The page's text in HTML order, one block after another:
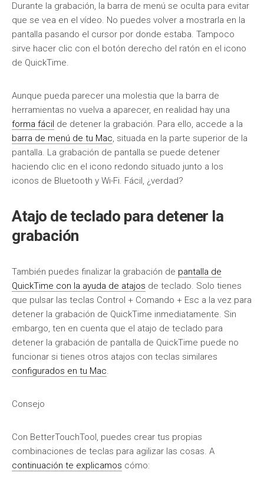
Durante la grabación, la barra de menú se oculta para evitar
que se vea en el vídeo. No puedes volver a mostrarla en la
pantalla pasando el cursor por donde estaba. Tampoco
sirve hacer clic con el botón derecho del ratón en el icono
de QuickTime.
Aunque pueda parecer una molestia que la barra de
herramientas no vuelva a aparecer, en realidad hay una
forma fácil de detener la grabación. Para ello, accede a la
barra de menú de tu Mac, situada en la parte superior de la
pantalla. La grabación de pantalla se puede detener
haciendo clic en el icono redondo situado junto a los
iconos de Bluetooth y Wi-Fi. Fácil, ¿verdad?
Atajo de teclado para detener la
grabación
También puedes finalizar la grabación de pantalla de
QuickTime con la ayuda de atajos de teclado. Solo tienes
que pulsar las teclas Control + Comando + Esc a la vez para
detener la grabación de QuickTime inmediatamente. Sin
embargo, ten en cuenta que el atajo de teclado para
detener la grabación de pantalla de QuickTime puede no
funcionar si tienes otros atajos con teclas similares
configurados en tu Mac.
Consejo
Con BetterTouchTool, puedes crear tus propias
combinaciones de teclas para agilizar las cosas. A
continuación te explicamos cómo: